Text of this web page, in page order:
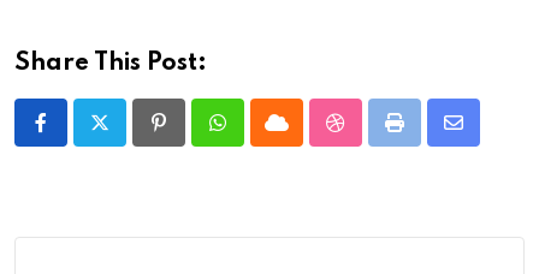
Share This Post:
PinterestWhatsappCloud StumbleUpon
Print
Share